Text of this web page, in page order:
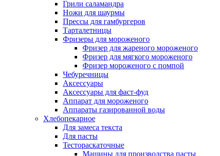
Грили саламандра
Ножи для шаурмы
Прессы для гамбургеров
Тарталетницы
Фризеры для мороженого
Фризер для жареного мороженого
Фризер для мягкого мороженого
Фризер мороженого с помпой
Чебуречницы
Аксессуары
Аксессуары для фаст-фуд
Аппарат для мороженого
Аппараты газированной воды
Хлебопекарное
Для замеса текста
Для пасты
Тестораскаточные
Машины для производства пасты